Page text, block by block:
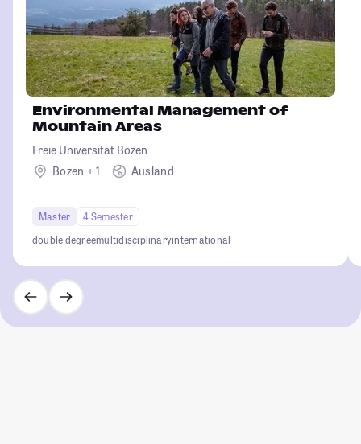
Environmental Management of
Mountain Areas
Freie Universität Bozen
Bozen + 1
Ausland
Master
4 Semester
double degreemultidisciplinaryinternational